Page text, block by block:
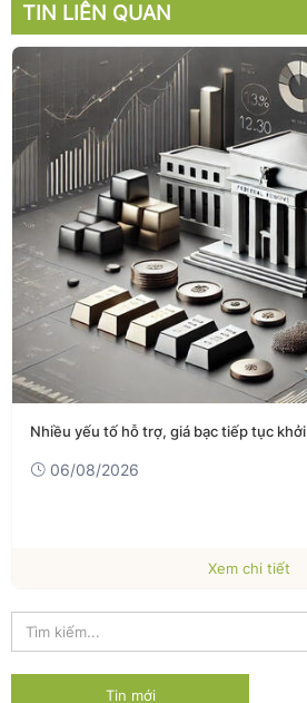
TIN LIÊN QUAN
Nhiều yếu tố hỗ trợ, giá bạc tiếp tục khởi
06/08/2026
Xem chi tiết
Tin mới